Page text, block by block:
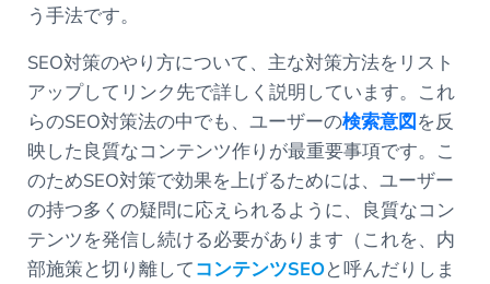
う手法です。
SEO対策のやり方について、主な対策方法をリスト
アップしてリンク先で詳しく説明しています。これ
らのSEO対策法の中でも、ユーザーの検索意図を反
映した良質なコンテンツ作りが最重要事項です。こ
のためSEO対策で効果を上げるためには、ユーザー
の持つ多くの疑問に応えられるように、良質なコン
テンツを発信し続ける必要があります（これを、内
部施策と切り離してコンテンツSEOと呼んだりしま